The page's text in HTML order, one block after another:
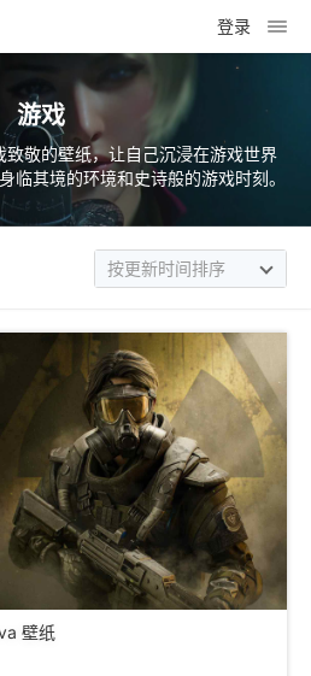
登录
游戏
敬的壁纸，让自己沉浸在游戏世界
临其境的环境和史诗般的游戏时刻。
按更新时间排序
壁纸